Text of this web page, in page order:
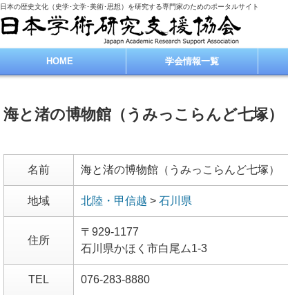
日本の歴史文化（史学･文学･美術･思想）を研究する専門家のためのポータルサイト
HOME 学会情報一覧
海と渚の博物館（うみっこらんど七塚）
名前 海と渚の博物館（うみっこらんど七塚）
地域 北陸・甲信越 > 石川県
住所
〒929-1177
石川県かほく市白尾ム1-3
TEL 076-283-8880